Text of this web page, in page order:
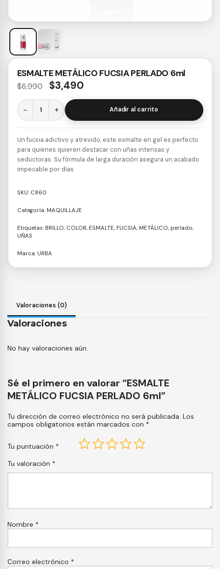
ESMALTE METÁLICO FUCSIA PERLADO 6ml
$6,990 $3,490
− + Añadir al carrito
Un fucsia adictivo y atrevido, este esmalte en gel es perfecto
para quienes quieren destacar con uñas intensas y
seductoras. Su fórmula de larga duración asegura un acabado
impecable por días.
SKU: C860
Categoría: MAQUILLAJE
Etiquetas: BRILLO, COLOR, ESMALTE, FUCSIA, METÁLICO, perlado,
UÑAS
Marca: URBA
Valoraciones (0)
Valoraciones
No hay valoraciones aún.
Sé el primero en valorar “ESMALTE
METÁLICO FUCSIA PERLADO 6ml”
Tu dirección de correo electrónico no será publicada. Los
campos obligatorios están marcados con *
Tu puntuación *
Tu valoración *
Nombre *
Correo electrónico *